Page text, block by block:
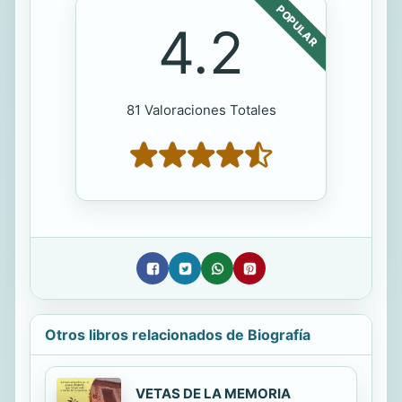
POPULAR
4.2
81 Valoraciones Totales
Otros libros relacionados de Biografía
VETAS DE LA MEMORIA